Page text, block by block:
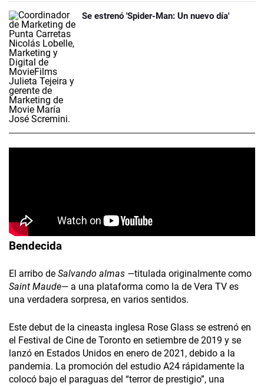
Se estrenó 'Spider-Man: Un nuevo día'
Bendecida
El arribo de Salvando almas —titulada originalmente como
Saint Maude— a una plataforma como la de Vera TV es
una verdadera sorpresa, en varios sentidos.
Este debut de la cineasta inglesa Rose Glass se estrenó en
el Festival de Cine de Toronto en setiembre de 2019 y se
lanzó en Estados Unidos en enero de 2021, debido a la
pandemia. La promoción del estudio A24 rápidamente la
colocó bajo el paraguas del “terror de prestigio”, una